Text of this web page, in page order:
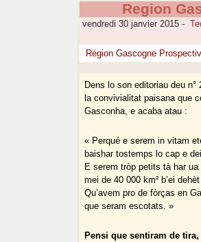
Region
vendredi 30 janvier 2015 -
Région Gascogne
Dens lo son editoriau deu n°
la convivialitat paisana que
Gasconha, e acaba atau :
« Perqué e serem in vitam
baishar tostemps lo cap e
E serem tròp petits tà har
mei de 40 000 km² b’ei
Qu’avem pro de fòrças en
que seram escotats. »
Pensi que sentiram de